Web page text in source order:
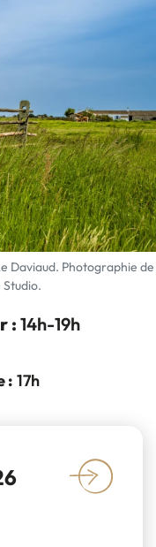
Daviaud. Photographie de
: 14h-19h
: 17h
»